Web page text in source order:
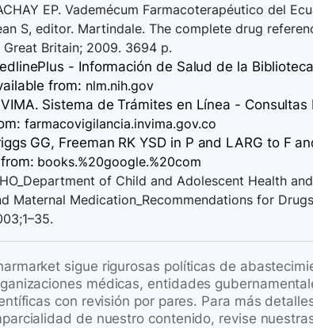
EP. Vademécum Farmacoterapéutico del
S, editor. Martindale. The complete drug
Britain; 2009. 3694 p.
- Información de Salud de la
from: nlm.nih.gov
Sistema de Trámites en Línea -
farmacovigilancia.invima.gov.co
GG, Freeman RK YSD in P and LARG to F
from: books.%20google.%20com
of Child and Adolescent Health
Maternal Medication_Recommendations for
sigue rigurosas políticas de
médicas, entidades
con revisión por pares. Para más
de nuestro contenido, revise